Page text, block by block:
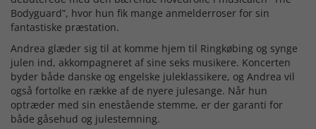
Bodyguard”, hvor hun fik mange anmelderroser for sin
fantastiske præstation.
Andrea glæder sig til at komme hjem til Ringkøbing og synge
julen ind, akkompagneret af sine seks musikere. Koncerten
byder både danske og engelske juleklassikere, og Andrea vil
også fortolke en række af de nyere julesange. Når hun
optræder med sin enestående stemme, er der garanti for
både gåsehud og julestemning.